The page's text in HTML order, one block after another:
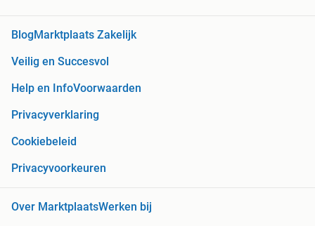
Blog Marktplaats Zakelijk
Veilig en Succesvol
Help en InfoVoorwaarden
Privacyverklaring
Cookiebeleid
Privacyvoorkeuren
Over MarktplaatsWerken bij